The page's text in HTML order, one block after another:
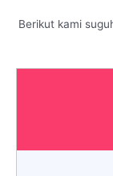
Berikut kami